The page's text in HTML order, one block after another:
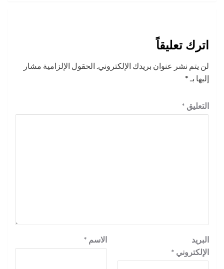
اترك تعليقاً
لن يتم نشر عنوان بريدك الإلكتروني. الحقول الإلزامية مشار
إليها بـ *
التعليق *
الاسم *
البريد
الإلكتروني *